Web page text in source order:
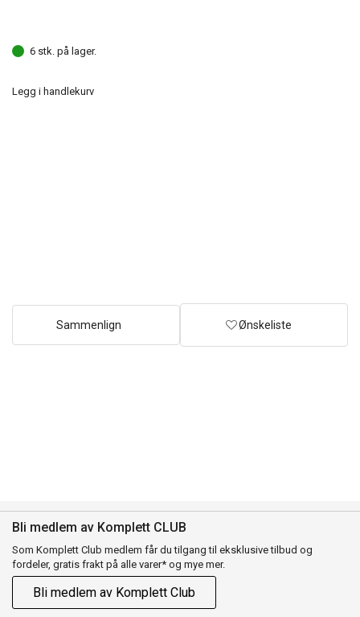
6 stk. på lager.
Legg i handlekurv
Sammenlign Ønskeliste
Bli medlem av Komplett CLUB
Som Komplett Club medlem får du tilgang til eksklusive tilbud og
fordeler, gratis frakt på alle varer* og mye mer.
Bli medlem av Komplett Club